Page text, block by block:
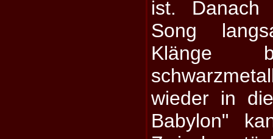
ist. Danach
Song
wieder in
Babylon"